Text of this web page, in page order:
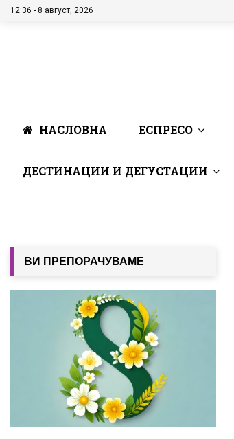
12:36 - 8 август, 2026
НАСЛОВНА ЕСПРЕСО
ДЕСТИНАЦИИ И ДЕГУСТАЦИИ
ВИ ПРЕПОРАЧУВАМЕ